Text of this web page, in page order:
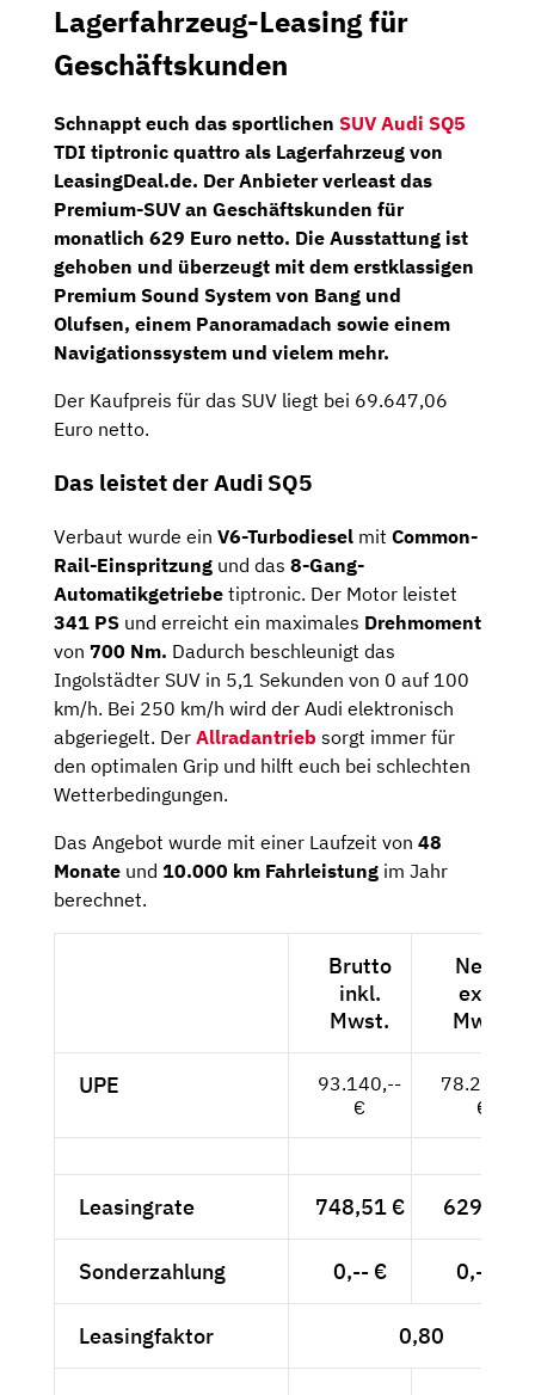
Lagerfahrzeug-Leasing für
Geschäftskunden
Schnappt euch das sportlichen SUV Audi SQ5
TDI tiptronic quattro als Lagerfahrzeug von
LeasingDeal.de. Der Anbieter verleast das
Premium-SUV an Geschäftskunden für
monatlich 629 Euro netto. Die Ausstattung ist
gehoben und überzeugt mit dem erstklassigen
Premium Sound System von Bang und
Olufsen, einem Panoramadach sowie einem
Navigationssystem und vielem mehr.
Der Kaufpreis für das SUV liegt bei 69.647,06
Euro netto.
Das leistet der Audi SQ5
Verbaut wurde ein V6-Turbodiesel mit Common-
Rail-Einspritzung und das 8-Gang-
Automatikgetriebe tiptronic. Der Motor leistet
341 PS und erreicht ein maximales Drehmoment
von 700 Nm. Dadurch beschleunigt das
Ingolstädter SUV in 5,1 Sekunden von 0 auf 100
km/h. Bei 250 km/h wird der Audi elektronisch
abgeriegelt. Der Allradantrieb sorgt immer für
den optimalen Grip und hilft euch bei schlechten
Wetterbedingungen.
Das Angebot wurde mit einer Laufzeit von 48
Monate und 10.000 km Fahrleistung im Jahr
berechnet.
Brutto
inkl.
Mwst.
Netto
exkl.
Mwst.
UPE
93.140,--
€
78.269,--
€
Leasingrate 748,51 € 629,-- €
Sonderzahlung 0,-- € 0,-- €
Leasingfaktor 0,80